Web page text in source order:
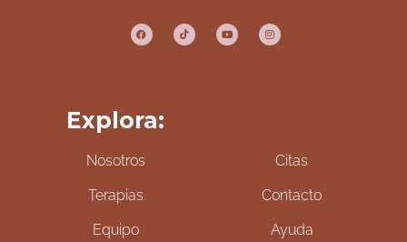
Explora:
Nosotros
Terapias
Equipo
Citas
Contacto
Ayuda